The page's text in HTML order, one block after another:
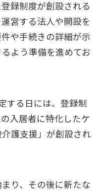
録制度が創設される
営する法人や開設を
や手続きの詳細が示
よう準備を進めてお
する日には、登録制
入居者に特化したケ
護支援」が創設され
り、その後に新たな